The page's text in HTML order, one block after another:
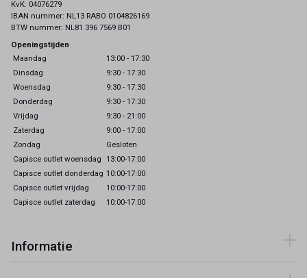
KvK: 04076279
IBAN nummer: NL13 RABO 0104826169
BTW nummer: NL81 396 7569 B01
Openingstijden
Maandag
13:00 - 17:30
Dinsdag
9:30 - 17:30
Woensdag
9:30 - 17:30
Donderdag
9:30 - 17:30
Vrijdag
9:30 - 21:00
Zaterdag
9:00 - 17:00
Zondag
Gesloten
Capisce outlet woensdag 13:00-17:00
Capisce outlet donderdag 10:00-17:00
Capisce outlet vrijdag
10:00-17:00
Capisce outlet zaterdag
10:00-17:00
Informatie